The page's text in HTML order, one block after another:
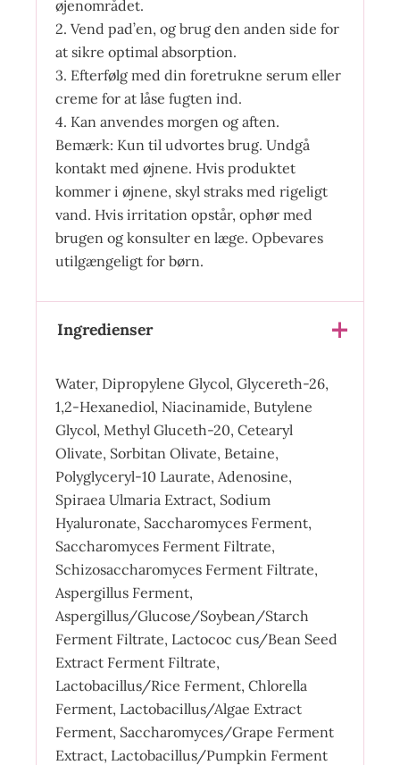
øjenområdet.
2. Vend pad’en, og brug den anden side for
at sikre optimal absorption.
3. Efterfølg med din foretrukne serum eller
creme for at låse fugten ind.
4. Kan anvendes morgen og aften.
Bemærk: Kun til udvortes brug. Undgå
kontakt med øjnene. Hvis produktet
kommer i øjnene, skyl straks med rigeligt
vand. Hvis irritation opstår, ophør med
brugen og konsulter en læge. Opbevares
utilgængeligt for børn.
Ingredienser
Water, Dipropylene Glycol, Glycereth-26,
1,2-Hexanediol, Niacinamide, Butylene
Glycol, Methyl Gluceth-20, Cetearyl
Olivate, Sorbitan Olivate, Betaine,
Polyglyceryl-10 Laurate, Adenosine,
Spiraea Ulmaria Extract, Sodium
Hyaluronate, Saccharomyces Ferment,
Saccharomyces Ferment Filtrate,
Schizosaccharomyces Ferment Filtrate,
Aspergillus Ferment,
Aspergillus/Glucose/Soybean/Starch
Ferment Filtrate, Lactococ cus/Bean Seed
Extract Ferment Filtrate,
Lactobacillus/Rice Ferment, Chlorella
Ferment, Lactobacillus/Algae Extract
Ferment, Saccharomyces/Grape Ferment
Extract, Lactobacillus/Pumpkin Ferment